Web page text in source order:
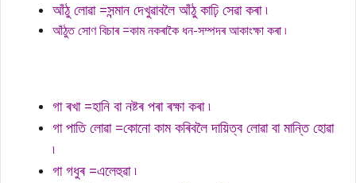
আঁঠু লোৱা =সন্মান দেখুৱাবলৈ আঁঠু কাঢ়ি সেৱা কৰা ৷
আঁঠুত সোণ বিচাৰ =কাম নকৰাকৈ ধন-সম্পদৰ আকাংক্ষা কৰা ৷
গা ৰখা =হানি বা নষ্টৰ পৰা ৰক্ষা কৰা ৷
গা পাতি লোৱা =কোনো কাম কৰিবলৈ দায়িত্ব লোৱা বা মান্তি হোৱা
৷
গা গধুৰ =এলেহুৱা ৷